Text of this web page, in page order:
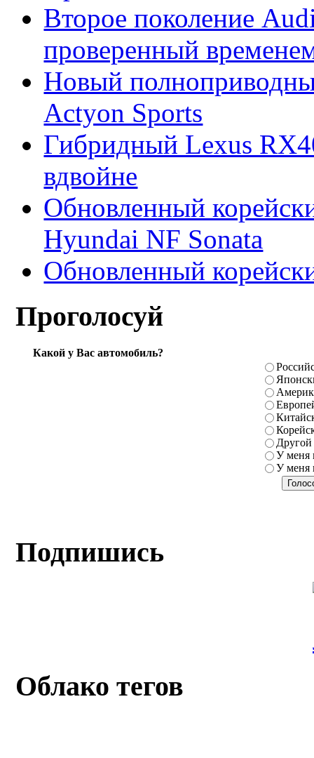
Второе поколение
проверенный
Новый
Actyon Sports
Гибридный Lexus
вдвойне
Обновленный
Hyundai NF Sonata
Обновленный
Проголосуй
Какой у Вас автомобиль?
Другой
У меня
У меня
Подпишись
Облако тегов